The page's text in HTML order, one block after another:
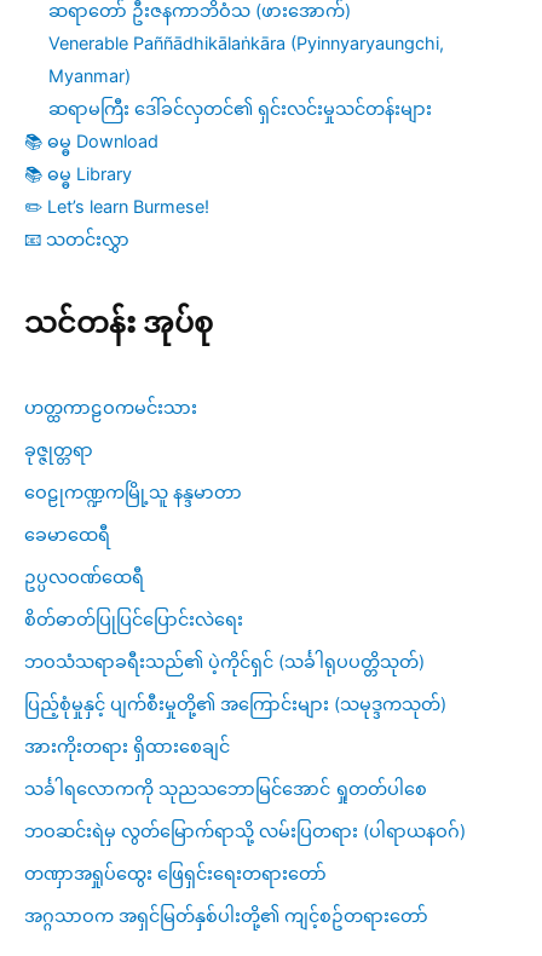
ဆရာတော် ဦးဇနကာဘိဝံသ (ဖားအောက်)
Venerable Paññādhikālaṅkāra (Pyinnyaryaungchi,
Myanmar)
ဆရာမကြီး ဒေါ်ခင်လှတင်၏ ရှင်းလင်းမှုသင်တန်းများ
📚 ဓမ္ဓ Download
📚 ဓမ္ဓ Library
✏️ Let’s learn Burmese!
📧 သတင်းလွှာ
သင်တန်း အုပ်စု
ဟတ္ထကာဠဝကမင်းသား
ခုဇ္ဇုတ္တရာ
ဝေဠုကဏ္ဍကမြို့သူ နန္ဒမာတာ
ခေမာထေရီ
ဥပ္ပလဝဏ်ထေရီ
စိတ်ဓာတ်ပြုပြင်ပြောင်းလဲရေး
ဘဝသံသရာခရီးသည်၏ ပဲ့ကိုင်ရှင် (သင်္ခါရုပပတ္တိသုတ်)
ပြည့်စုံမှုနှင့် ပျက်စီးမှုတို့၏ အကြောင်းများ (သမုဒ္ဒကသုတ်)
အားကိုးတရား ရှိထားစေချင်
သင်္ခါရလောကကို သုညသဘောမြင်အောင် ရှုတတ်ပါစေ
ဘဝဆင်းရဲမှ လွတ်မြောက်ရာသို့ လမ်းပြတရား (ပါရာယနဝဂ်)
တဏှာအရှုပ်ထွေး ဖြေရှင်းရေးတရားတော်
အဂ္ဂသာဝက အရှင်မြတ်နှစ်ပါးတို့၏ ကျင့်စဥ်တရားတော်